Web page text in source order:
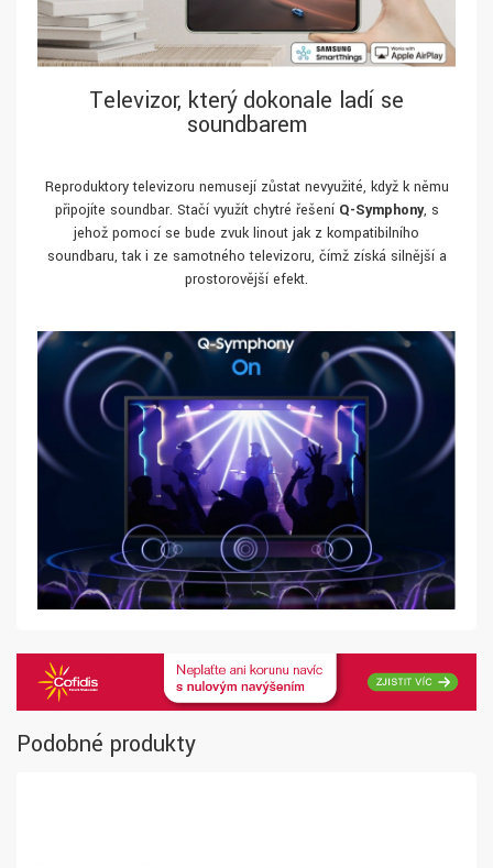
Televizor, který dokonale ladí se
soundbarem
Reproduktory televizoru nemusejí zůstat nevyužité, když k němu
připojíte soundbar. Stačí využít chytré řešení Q-Symphony, s
jehož pomocí se bude zvuk linout jak z kompatibilního
soundbaru, tak i ze samotného televizoru, čímž získá silnější a
prostorovější efekt.
Podobné produkty